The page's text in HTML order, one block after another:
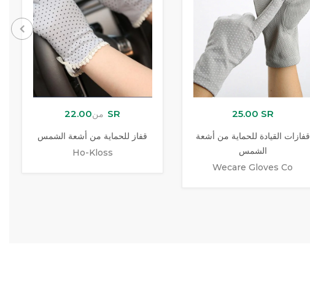
من 22.00 SR
قفاز للحماية من أشعة الشمس
Ho-Kloss
25.00 SR
قفازات القيادة للحماية من أشعة
الشمس
Wecare Gloves Co